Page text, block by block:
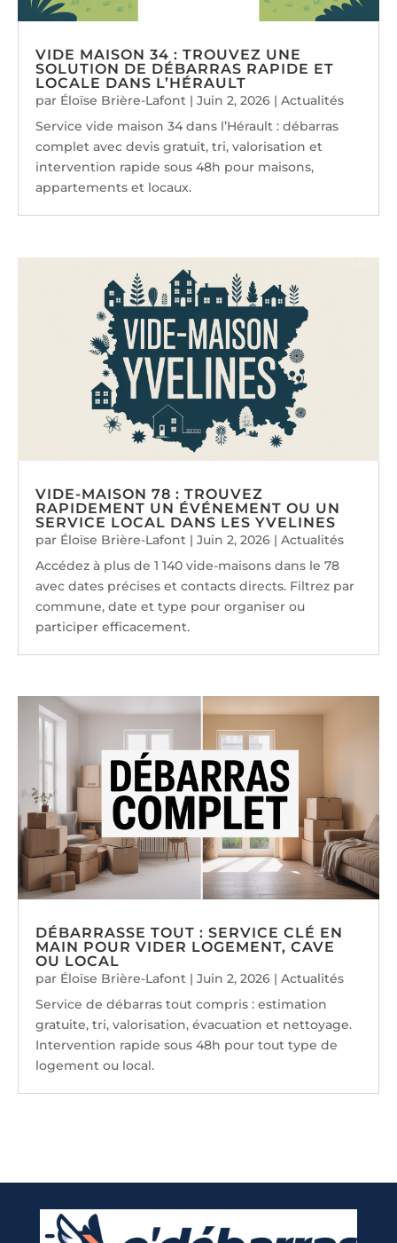
VIDE MAISON 34 : TROUVEZ UNE
SOLUTION DE DÉBARRAS RAPIDE ET
LOCALE DANS L’HÉRAULT
par Éloïse Brière-Lafont |Juin 2, 2026 |Actualités
Service vide maison 34 dans l’Hérault : débarras
complet avec devis gratuit, tri, valorisation et
intervention rapide sous 48h pour maisons,
appartements et locaux.
VIDE-MAISON 78 : TROUVEZ
RAPIDEMENT UN ÉVÉNEMENT OU UN
SERVICE LOCAL DANS LES YVELINES
par Éloïse Brière-Lafont |Juin 2, 2026 |Actualités
Accédez à plus de 1 140 vide-maisons dans le 78
avec dates précises et contacts directs. Filtrez par
commune, date et type pour organiser ou
participer efficacement.
DÉBARRASSE TOUT : SERVICE CLÉ EN
MAIN POUR VIDER LOGEMENT, CAVE
OU LOCAL
par Éloïse Brière-Lafont |Juin 2, 2026 |Actualités
Service de débarras tout compris : estimation
gratuite, tri, valorisation, évacuation et nettoyage.
Intervention rapide sous 48h pour tout type de
logement ou local.